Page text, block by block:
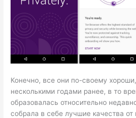
Конечно, все они по-своему
несколькими годами ранее, в то
образовалась относительно
собрала в себе лучшие качества от